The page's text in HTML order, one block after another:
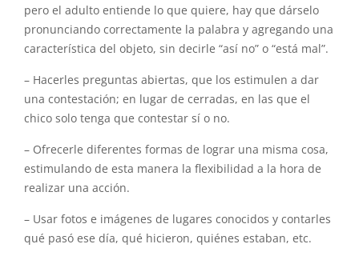
pero el adulto entiende lo que quiere, hay que dárselo
pronunciando correctamente la palabra y agregando una
característica del objeto, sin decirle “así no” o “está mal”.
– Hacerles preguntas abiertas, que los estimulen a dar
una contestación; en lugar de cerradas, en las que el
chico solo tenga que contestar sí o no.
– Ofrecerle diferentes formas de lograr una misma cosa,
estimulando de esta manera la flexibilidad a la hora de
realizar una acción.
– Usar fotos e imágenes de lugares conocidos y contarles
qué pasó ese día, qué hicieron, quiénes estaban, etc.